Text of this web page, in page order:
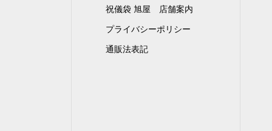
祝儀袋 旭屋 店舗案内
プライバシーポリシー
通販法表記